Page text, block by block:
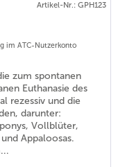
Artikel-Nr.: GPH123
im ATC-Nutzerkonto
zum spontanen
Euthanasie des
rezessiv und die
darunter:
Vollblüter,
Appaloosas.